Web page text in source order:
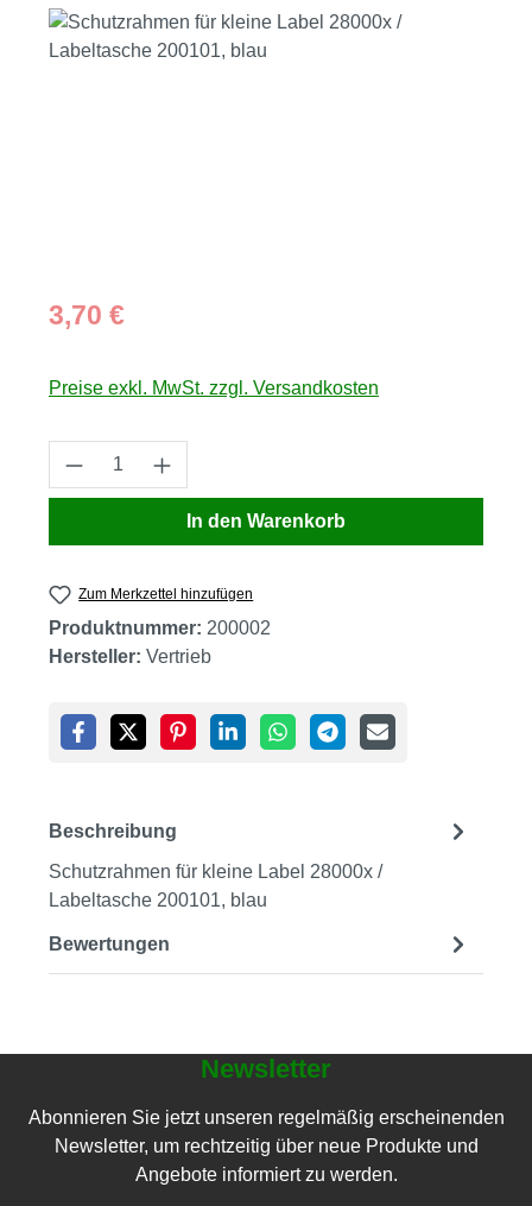
Bildergalerie überspringen
Regulärer Preis:
3,70 €
Preise exkl. MwSt. zzgl. Versandkosten
Produkt Anzahl: Gib den gewünschten
In den Warenkorb
Zum Merkzettel hinzufügen
Produktnummer: 200002
Hersteller: Vertrieb
Beschreibung
Schutzrahmen für kleine Label 28000x /
Labeltasche 200101, blau
Bewertungen
Newsletter
Abonnieren Sie jetzt unseren regelmäßig erscheinenden
Newsletter, um rechtzeitig über neue Produkte und
Angebote informiert zu werden.